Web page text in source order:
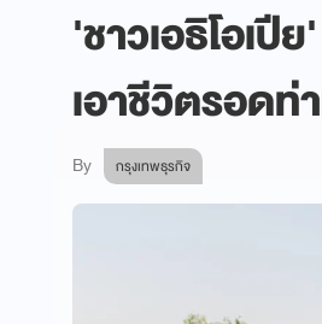
'ชาวเอธิโอเ
เอาชีวิตรอดท่
By กรุงเทพธุรกิจ